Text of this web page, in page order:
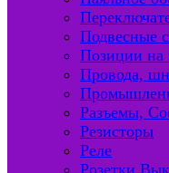
Подвесные
Позиции на
Провода,
Разъемы,
Резисторы
Реле
Розетки